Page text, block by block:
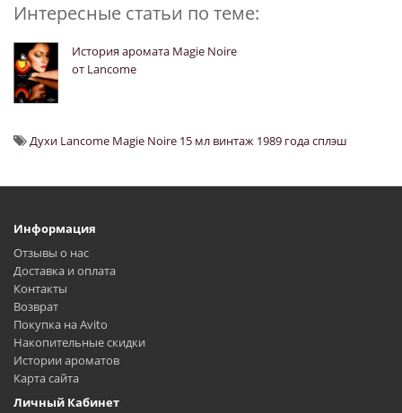
Интересные статьи по теме:
История аромата Magie Noire
от Lancome
Духи Lancome Magie Noire 15 мл винтаж 1989 года сплэш
Информация
Отзывы о нас
Доставка и оплата
Контакты
Возврат
Покупка на Avito
Накопительные скидки
Истории ароматов
Карта сайта
Личный Кабинет